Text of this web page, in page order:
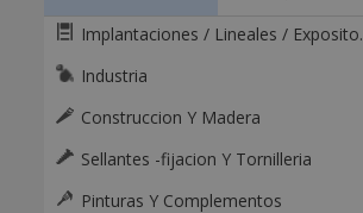
Implantaciones / Lineales / Expositores / Mostradores
Industria
Construccion Y Madera
Sellantes -fijacion Y Tornilleria
Pinturas Y Complementos